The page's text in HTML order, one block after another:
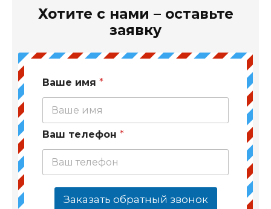
Хотите с нами – оставьте
заявку
Ваше имя *
Ваш телефон *
Заказать обратный звонок